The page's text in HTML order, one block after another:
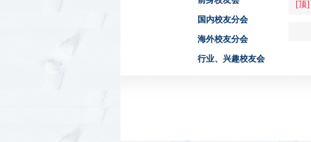
国内校友分会
海外校友分会
行业、兴趣校友会
[顶]